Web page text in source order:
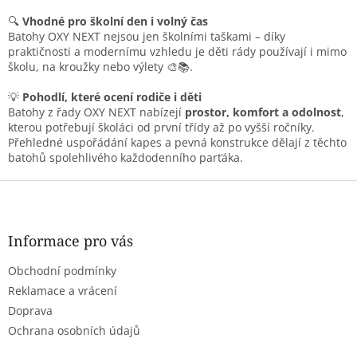
s
u
🔍 Vhodné pro školní den i volný čas
Batohy OXY NEXT nejsou jen školními taškami – díky
praktičnosti a modernímu vzhledu je děti rády používají i mimo
školu, na kroužky nebo výlety 🎨📚.
💡 Pohodlí, které ocení rodiče i děti
Batohy z řady OXY NEXT nabízejí prostor, komfort a odolnost,
kterou potřebují školáci od první třídy až po vyšší ročníky.
Přehledné uspořádání kapes a pevná konstrukce dělají z těchto
batohů spolehlivého každodenního parťáka.
Z
Informace pro vás
Obchodní podmínky
Reklamace a vrácení
Doprava
Ochrana osobních údajů